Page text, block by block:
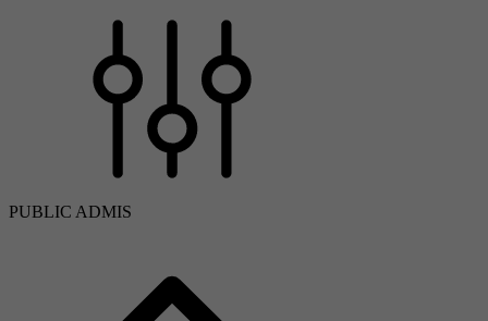
PUBLIC ADMIS